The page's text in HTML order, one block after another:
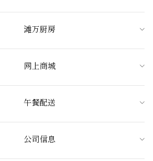
滩万厨房
网上商城
午餐配送
公司信息